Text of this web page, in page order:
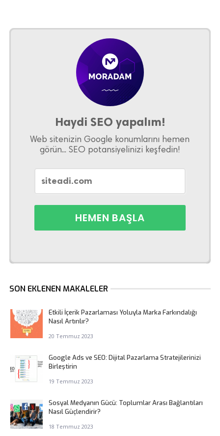
Haydi SEO yapalım!
Web sitenizin Google konumlarını hemen
görün... SEO potansiyelinizi keşfedin!
SON EKLENEN MAKALELER
Etkili İçerik Pazarlaması Yoluyla Marka Farkındalığı
Nasıl Artırılır?
20 Temmuz 2023
Google Ads ve SEO: Dijital Pazarlama Stratejilerinizi
Birleştirin
19 Temmuz 2023
Sosyal Medyanın Gücü: Toplumlar Arası Bağlantıları
Nasıl Güçlendirir?
18 Temmuz 2023